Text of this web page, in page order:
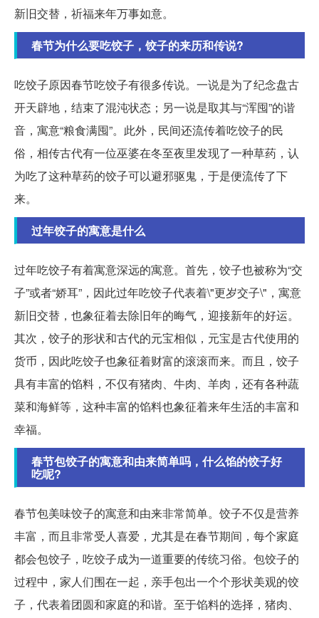
新旧交替，祈福来年万事如意。
春节为什么要吃饺子，饺子的来历和传说?
吃饺子原因春节吃饺子有很多传说。一说是为了纪念盘古
开天辟地，结束了混沌状态；另一说是取其与“浑囤”的谐
音，寓意“粮食满囤”。此外，民间还流传着吃饺子的民
俗，相传古代有一位巫婆在冬至夜里发现了一种草药，认
为吃了这种草药的饺子可以避邪驱鬼，于是便流传了下
来。
过年饺子的寓意是什么
过年吃饺子有着寓意深远的寓意。首先，饺子也被称为“交
子”或者“娇耳”，因此过年吃饺子代表着\"更岁交子\"，寓意
新旧交替，也象征着去除旧年的晦气，迎接新年的好运。
其次，饺子的形状和古代的元宝相似，元宝是古代使用的
货币，因此吃饺子也象征着财富的滚滚而来。而且，饺子
具有丰富的馅料，不仅有猪肉、牛肉、羊肉，还有各种蔬
菜和海鲜等，这种丰富的馅料也象征着来年生活的丰富和
幸福。
春节包饺子的寓意和由来简单吗，什么馅的饺子好
吃呢?
春节包美味饺子的寓意和由来非常简单。饺子不仅是营养
丰富，而且非常受人喜爱，尤其是在春节期间，每个家庭
都会包饺子，吃饺子成为一道重要的传统习俗。包饺子的
过程中，家人们围在一起，亲手包出一个个形状美观的饺
子，代表着团圆和家庭的和谐。至于馅料的选择，猪肉、